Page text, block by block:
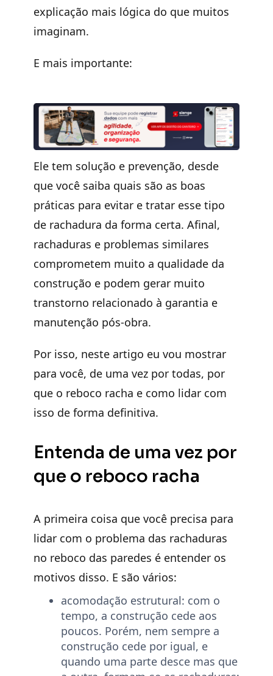
explicação mais lógica do que muitos
imaginam.
E mais importante:
Ele tem solução e prevenção, desde
que você saiba quais são as boas
práticas para evitar e tratar esse tipo
de rachadura da forma certa. Afinal,
rachaduras e problemas similares
comprometem muito a qualidade da
construção e podem gerar muito
transtorno relacionado à garantia e
manutenção pós-obra.
Por isso, neste artigo eu vou mostrar
para você, de uma vez por todas, por
que o reboco racha e como lidar com
isso de forma definitiva.
Entenda de uma vez por
que o reboco racha
A primeira coisa que você precisa para
lidar com o problema das rachaduras
no reboco das paredes é entender os
motivos disso. E são vários:
acomodação estrutural: com o
tempo, a construção cede aos
poucos. Porém, nem sempre a
construção cede por igual, e
quando uma parte desce mas que